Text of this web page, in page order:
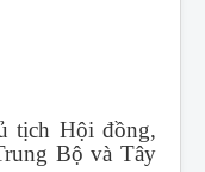
tịch Hội đồng,
Bộ và Tây